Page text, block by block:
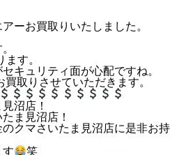
ーお買取りいたしました。
す。
キュリティ面が心配ですね。
取りさせていただきます。
沼店！
ま見沼店！
クマさいたま見沼店に是非お持
す
笑